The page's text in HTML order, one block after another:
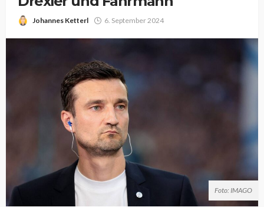
Johannes Ketterl 6. September 2024
Foto: IMAGO